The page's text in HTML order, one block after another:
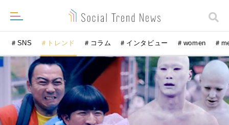
＃SNS ＃トレンド ＃コラム ＃インタビュー ＃women ＃